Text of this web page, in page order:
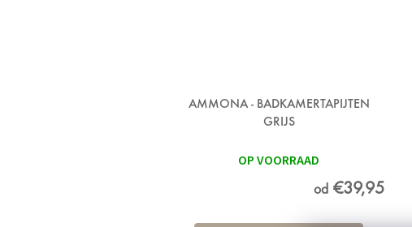
AMMONA - BADKAMERTAPIJTEN
GRIJS
OP VOORRAAD
od €39,95